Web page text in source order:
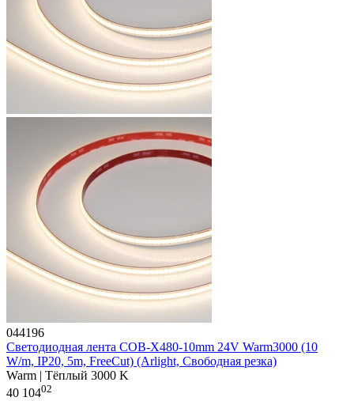
044196
Светодиодная лента COB-X480-10mm 24V Warm3000 (10
W/m, IP20, 5m, FreeCut) (Arlight, Свободная резка)
Warm | Тёплый 3000 K
40 10402